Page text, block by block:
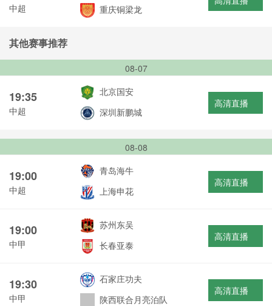
中超
重庆铜梁龙
其他赛事推荐
08-07
19:35
中超
北京国安
深圳新鹏城
高清直播
08-08
19:00
中超
青岛海牛
上海申花
高清直播
19:00
中甲
苏州东吴
长春亚泰
高清直播
19:30
中甲
石家庄功夫
陕西联合月亮泊队
高清直播